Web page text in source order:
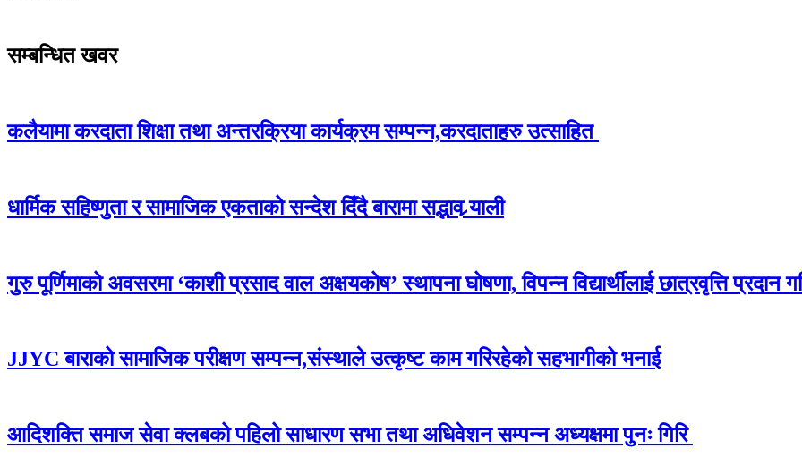
सम्बन्धित खवर
कलैयामा करदाता शिक्षा तथा अन्तरक्रिया कार्यक्रम सम्पन्न,करदाताहरु उत्साहित
धार्मिक सहिष्णुता र सामाजिक एकताको सन्देश दिँदै बारामा सद्भाव र्‍याली
गुरु पूर्णिमाको अवसरमा ‘काशी प्रसाद वाल अक्षयकोष’ स्थापना घोषणा, विपन्न विद्यार्थीलाई छात्रवृत्ति प्रदान
JJYC बाराको सामाजिक परीक्षण सम्पन्न,संस्थाले उत्कृष्ट काम गरिरहेको सहभागीको भनाई
आदिशक्ति समाज सेवा क्लबको पहिलो साधारण सभा तथा अधिवेशन सम्पन्न अध्यक्षमा पुनः गिरि